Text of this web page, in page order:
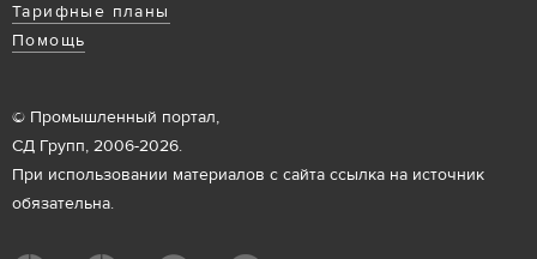
Тарифные планы
Помощь
© Промышленный портал,
СД Групп, 2006-2026.
При использовании материалов с сайта ссылка на источник
обязательна.